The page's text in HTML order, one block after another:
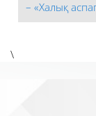
– «Халық
\